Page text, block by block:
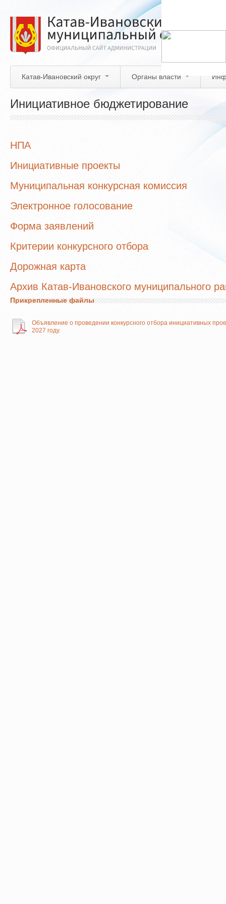
основному
содержанию
Катав-Ивановский округ Органы власти
Инициативное бюджетирование
НПА
Инициативные проекты
Муниципальная конкурсная комиссия
Электронное голосование
Форма заявлений
Критерии конкурсного отбора
Дорожная карта
Архив Катав-Ивановского муниципального
Прикрепленные файлы
Объявление о проведении конкурсного отбора инициативных
2027 году.